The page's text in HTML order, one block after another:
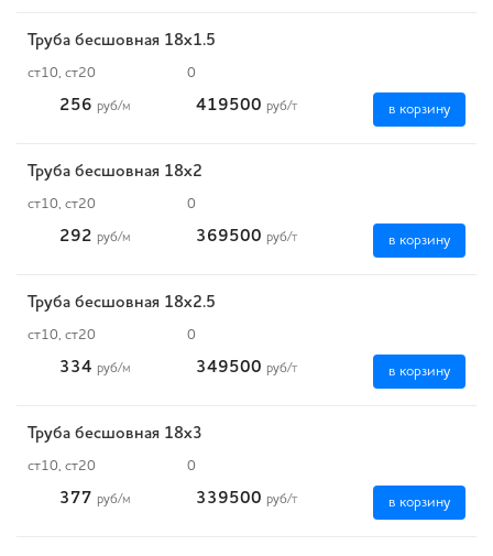
Труба бесшовная 18х1.5
ст10, ст20 0
256 руб/м 419500 руб/т в корзину
Труба бесшовная 18х2
ст10, ст20 0
292 руб/м 369500 руб/т в корзину
Труба бесшовная 18х2.5
ст10, ст20 0
334 руб/м 349500 руб/т в корзину
Труба бесшовная 18х3
ст10, ст20 0
377 руб/м 339500 руб/т в корзину